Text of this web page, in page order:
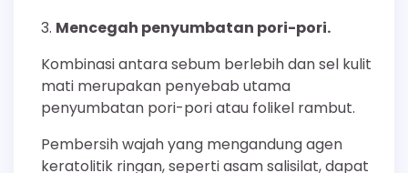
Mencegah penyumbatan pori-pori.
Kombinasi antara sebum berlebih dan sel kulit
mati merupakan penyebab utama
penyumbatan pori-pori atau folikel rambut.
Pembersih wajah yang mengandung agen
keratolitik ringan, seperti asam salisilat, dapat